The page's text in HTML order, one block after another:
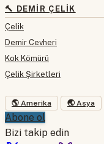
🔨 DEMIR ÇELIK
Çelik
Demir Cevheri
Kok Kömürü
Çelik Şirketleri
🌎 Amerika 🌏 Asya
Abone ol
Bizi takip edin